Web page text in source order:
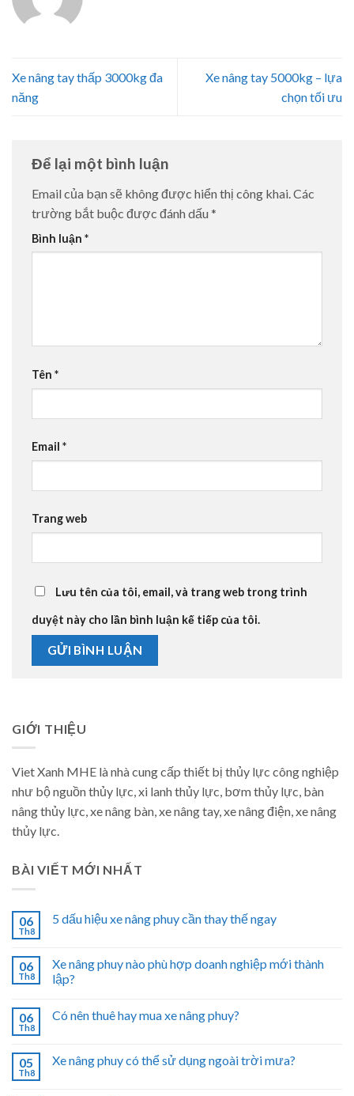
Xe nâng tay thấp 3000kg đa
năng
Xe nâng tay 5000kg – lựa
chọn tối ưu
Để lại một bình luận
Email của bạn sẽ không được hiển thị công khai. Các
trường bắt buộc được đánh dấu *
Bình luận *
Tên *
Email *
Trang web
Lưu tên của tôi, email, và trang web trong trình
duyệt này cho lần bình luận kế tiếp của tôi.
GIỚI THIỆU
Viet Xanh MHE là nhà cung cấp thiết bị thủy lực công nghiệp
như bộ nguồn thủy lực, xi lanh thủy lực, bơm thủy lực, bàn
nâng thủy lực, xe nâng bàn, xe nâng tay, xe nâng điện, xe nâng
thủy lực.
BÀI VIẾT MỚI NHẤT
06
Th8
5 dấu hiệu xe nâng phuy cần thay thế ngay
06
Th8
Xe nâng phuy nào phù hợp doanh nghiệp mới thành
lập?
06
Th8
Có nên thuê hay mua xe nâng phuy?
05
Th8
Xe nâng phuy có thể sử dụng ngoài trời mưa?